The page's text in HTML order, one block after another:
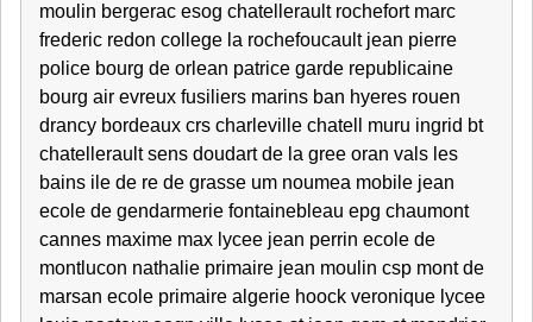
moulin bergerac esog chatellerault rochefort marc
frederic redon college la rochefoucault jean pierre
police bourg de orlean patrice garde republicaine
bourg air evreux fusiliers marins ban hyeres rouen
drancy bordeaux crs charleville chatell muru ingrid bt
chatellerault sens doudart de la gree oran vals les
bains ile de re de grasse um noumea mobile jean
ecole de gendarmerie fontainebleau epg chaumont
cannes maxime max lycee jean perrin ecole de
montlucon nathalie primaire jean moulin csp mont de
marsan ecole primaire algerie hoock veronique lycee